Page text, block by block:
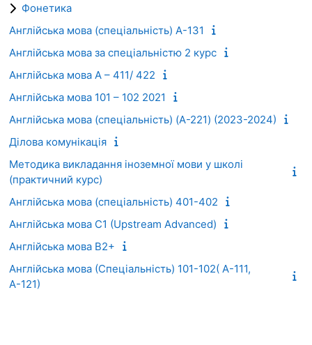
Фонетика
Англійська мова (спеціальність) А-131
Англійська мова за спеціальністю 2 курс
Англійська мова А – 411/ 422
Англійська мова 101 – 102 2021
Англійська мова (спеціальність) (A-221) (2023-2024)
Ділова комунікація
Методика викладання іноземної мови у школі
(практичний курс)
Англійська мова (спеціальність) 401-402
Англійська мова C1 (Upstream Advanced)
Англійська мова В2+
Англійська мова (Спеціальність) 101-102( А-111,
А-121)